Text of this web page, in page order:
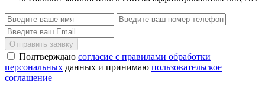
Отправить заявку
Подтверждаю согласие с правилами обработки
персональных данных и принимаю пользовательское
соглашение